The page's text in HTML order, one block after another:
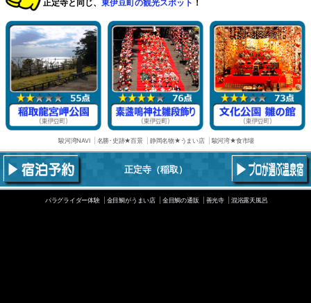
正定寺と同じ、東伊豆町の観光スポット ！
駿河湾NAVI 名勝･史跡★百景 静岡名物★うまい店 駿河湾★食市場
正定寺（稲取）
パラグライダー体験 金目鯛がうまい店 金目鯛の通販 善光寺 混浴露天風呂